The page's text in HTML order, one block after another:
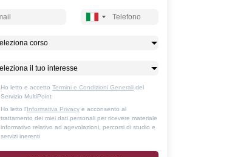
Ho letto e accetto Termini e Condizioni Generali del
Servizio MultiPoint
Ho letto l'Informativa Privacy e acconsento al
trattamento dei miei dati personali per ricevere materiale
informativo relativo ad agevolazioni, percorsi di studio e
servizi inerenti